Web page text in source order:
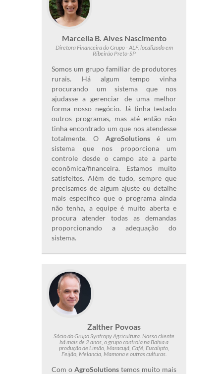
Marcella B. Alves Nascimento
Diretora Financeira do Grupo - ALF, localizado em
Ribeirão Preto-SP
Somos um grupo familiar de produtores
rurais. Há algum tempo vinha
procurando um sistema que nos
ajudasse a gerenciar de uma melhor
forma nosso negócio. Já tinha testado
outros programas, mas até então não
tinha encontrado um que nos atendesse
totalmente. O AgroSolutionsé um
sistema que nos proporciona um
controle desde o campo ate a parte
econômica/financeira. Estamos muito
satisfeitos. Além de tudo, sempre que
precisamos de algum ajuste ou detalhe
mais específico que o programa ainda
não tenha, a equipe é muito aberta e
procura atender todas as demandas
proporcionando a adequação do
sistema.
Zalther Povoas
Sócio do Grupo Syntropy Agricultura. Nosso cliente
há mais de 2 anos, o grupo controla na Bahia a
produção de Limão, Maracujá, Café, Eucalipto,
Feijão, Melancia, Mamona e outras culturas.
Com o AgroSolutions temos muito mais